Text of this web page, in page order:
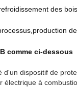
des
comme ci-dessous
d'un dispositif de
électrique à